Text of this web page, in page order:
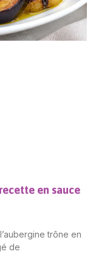
en sauce
trône en
de